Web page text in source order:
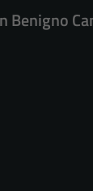
Benignoper il